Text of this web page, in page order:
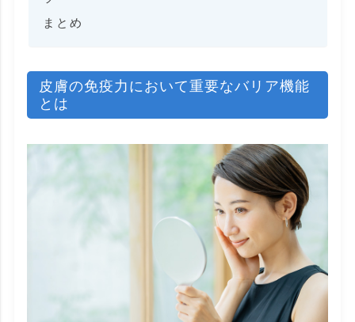
まとめ
皮膚の免疫力において重要なバリア機能
とは